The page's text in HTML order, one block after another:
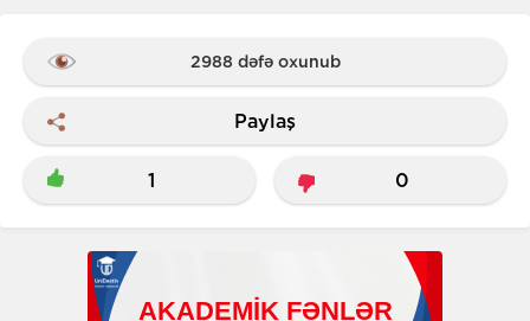
2988 dəfə oxunub
Paylaş
1 0